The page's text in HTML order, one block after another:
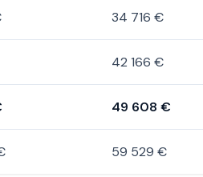
34 716 €
42 166 €
49 608 €
59 529 €